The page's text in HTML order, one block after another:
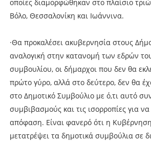
οποίες διαμορφώθηκαν στο πλαίσιο
Βόλο, Θεσσαλονίκη και Ιωάννινα.
·Θα προκαλέσει ακυβερνησία στους
αναλογική στην κατανομή των εδρών
συμβουλίου, οι δήμαρχοι που δεν θα
πρώτο γύρο, αλλά στο δεύτερο, δεν θα
στο Δημοτικό Συμβούλιο με ό,τι αυτό
συμβιβασμούς και τις ισορροπίες για
απόφαση. Είναι φανερό ότι η Κυβέρνηση
μετατρέψει τα δημοτικά συμβούλια σε